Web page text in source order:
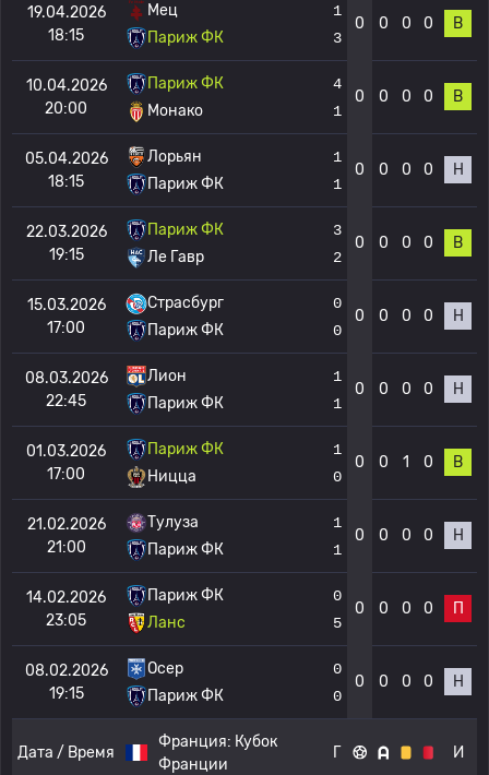
19.04.2026
18:15
Мец
Париж ФК
1
3
0 0 0 0 В
10.04.2026
20:00
Париж ФК
Монако
4
1
0 0 0 0 В
05.04.2026
18:15
Лорьян
Париж ФК
1
1
0 0 0 0 Н
22.03.2026
19:15
Париж ФК
Ле Гавр
3
2
0 0 0 0 В
15.03.2026
17:00
Страсбург
Париж ФК
0
0
0 0 0 0 Н
08.03.2026
22:45
Лион
Париж ФК
1
1
0 0 0 0 Н
01.03.2026
17:00
Париж ФК
Ницца
1
0
0 0 1 0 В
21.02.2026
21:00
Тулуза
Париж ФК
1
1
0 0 0 0 Н
14.02.2026
23:05
Париж ФК
Ланс
0
5
0 0 0 0 П
08.02.2026
19:15
Осер
Париж ФК
0
0
0 0 0 0 Н
Дата / Время
Франция: Кубок
Франции
Г И